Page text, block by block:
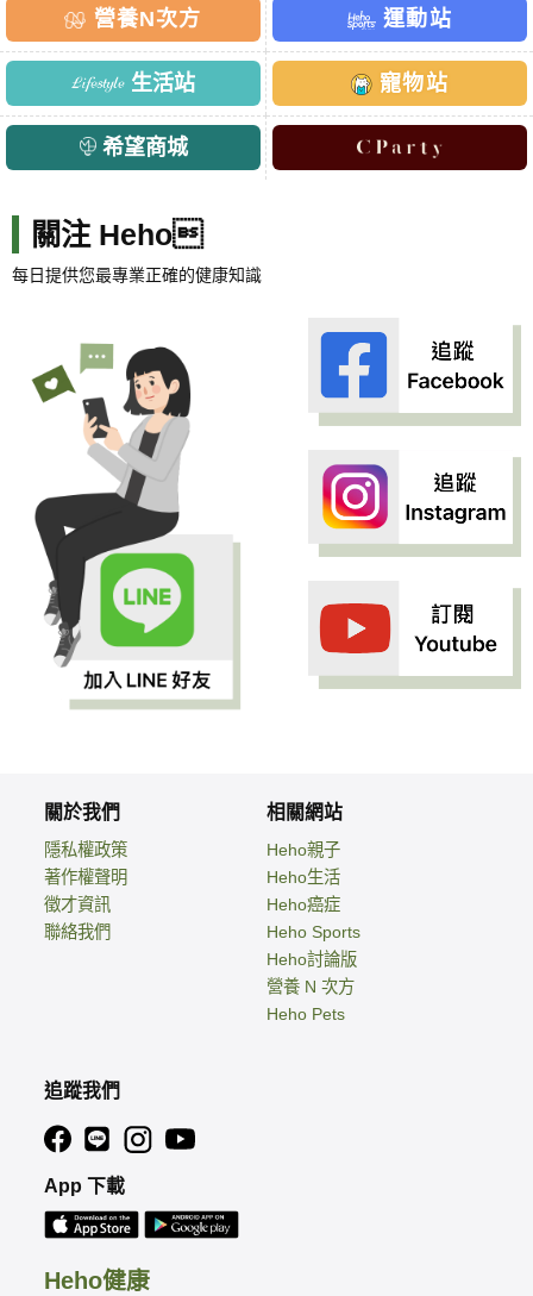
營養N次方 運動站
生活站 寵物站
希望商城
關注 Heho
每日提供您最專業正確的健康知識
Heho健康
關於我們
隱私權政策
著作權聲明
徵才資訊
聯絡我們
相關網站
Heho親子
Heho生活
Heho癌症
Heho Sports
Heho討論版
營養 N 次方
Heho Pets
追蹤我們
App 下載